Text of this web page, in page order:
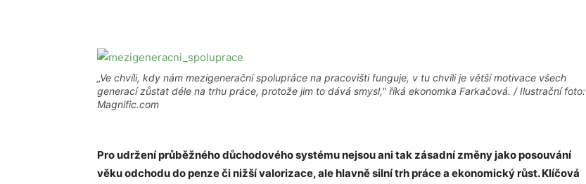
„Ve chvíli, kdy nám mezigenerační spolupráce na pracovišti funguje, v tu chvíli je větší motivace všech
generací zůstat déle na trhu práce, protože jim to dává smysl," říká ekonomka Farkačová. / Ilustrační foto:
Magnific.com
Pro udržení průběžného důchodového systému nejsou ani tak zásadní změny jako posouvání
věku odchodu do penze či nižší valorizace, ale hlavně silní trh práce a ekonomický růst. Klíčová